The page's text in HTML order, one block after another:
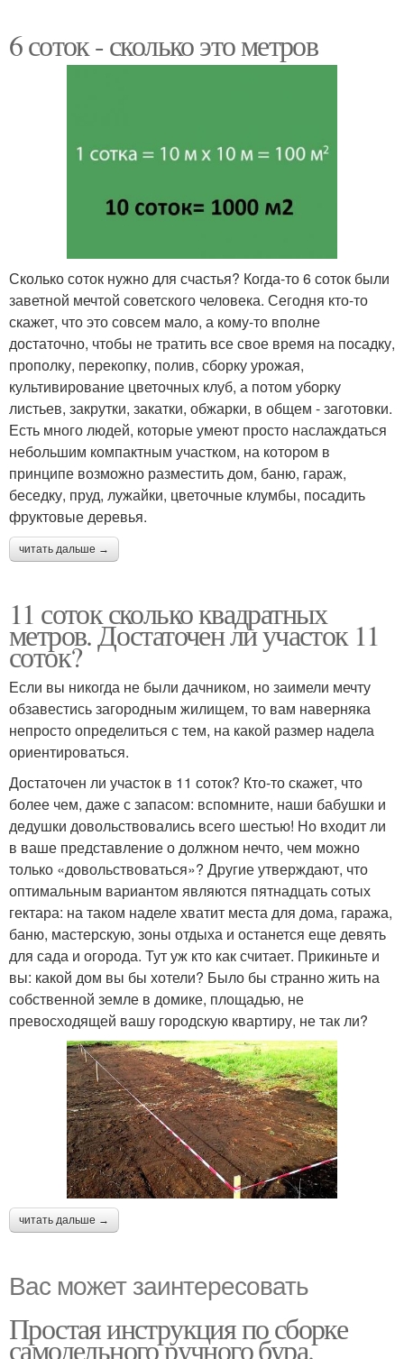
6 соток - сколько это метров
Сколько соток нужно для счастья? Когда-то 6 соток были
заветной мечтой советского человека. Сегодня кто-то
скажет, что это совсем мало, а кому-то вполне
достаточно, чтобы не тратить все свое время на посадку,
прополку, перекопку, полив, сборку урожая,
культивирование цветочных клуб, а потом уборку
листьев, закрутки, закатки, обжарки, в общем - заготовки.
Есть много людей, которые умеют просто наслаждаться
небольшим компактным участком, на котором в
принципе возможно разместить дом, баню, гараж,
беседку, пруд, лужайки, цветочные клумбы, посадить
фруктовые деревья.
читать дальше →
11 соток сколько квадратных
метров. Достаточен ли участок 11
соток?
Если вы никогда не были дачником, но заимели мечту
обзавестись загородным жилищем, то вам наверняка
непросто определиться с тем, на какой размер надела
ориентироваться.
Достаточен ли участок в 11 соток? Кто-то скажет, что
более чем, даже с запасом: вспомните, наши бабушки и
дедушки довольствовались всего шестью! Но входит ли
в ваше представление о должном нечто, чем можно
только «довольствоваться»? Другие утверждают, что
оптимальным вариантом являются пятнадцать сотых
гектара: на таком наделе хватит места для дома, гаража,
баню, мастерскую, зоны отдыха и останется еще девять
для сада и огорода. Тут уж кто как считает. Прикиньте и
вы: какой дом вы бы хотели? Было бы странно жить на
собственной земле в домике, площадью, не
превосходящей вашу городскую квартиру, не так ли?
читать дальше →
Вас может заинтересовать
Простая инструкция по сборке
самодельного ручного бура.